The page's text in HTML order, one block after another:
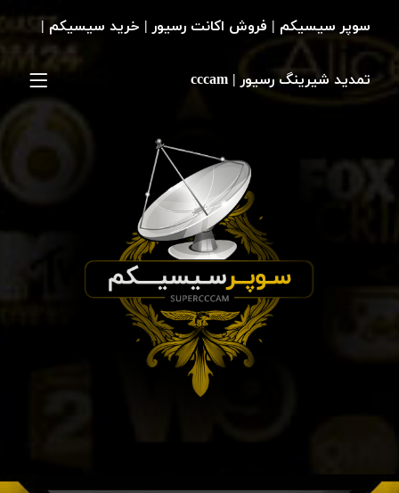
سوپر سیسیکم | فروش اکانت رسیور | خرید سیسیکم |
تمدید شیرینگ رسیور | cccam